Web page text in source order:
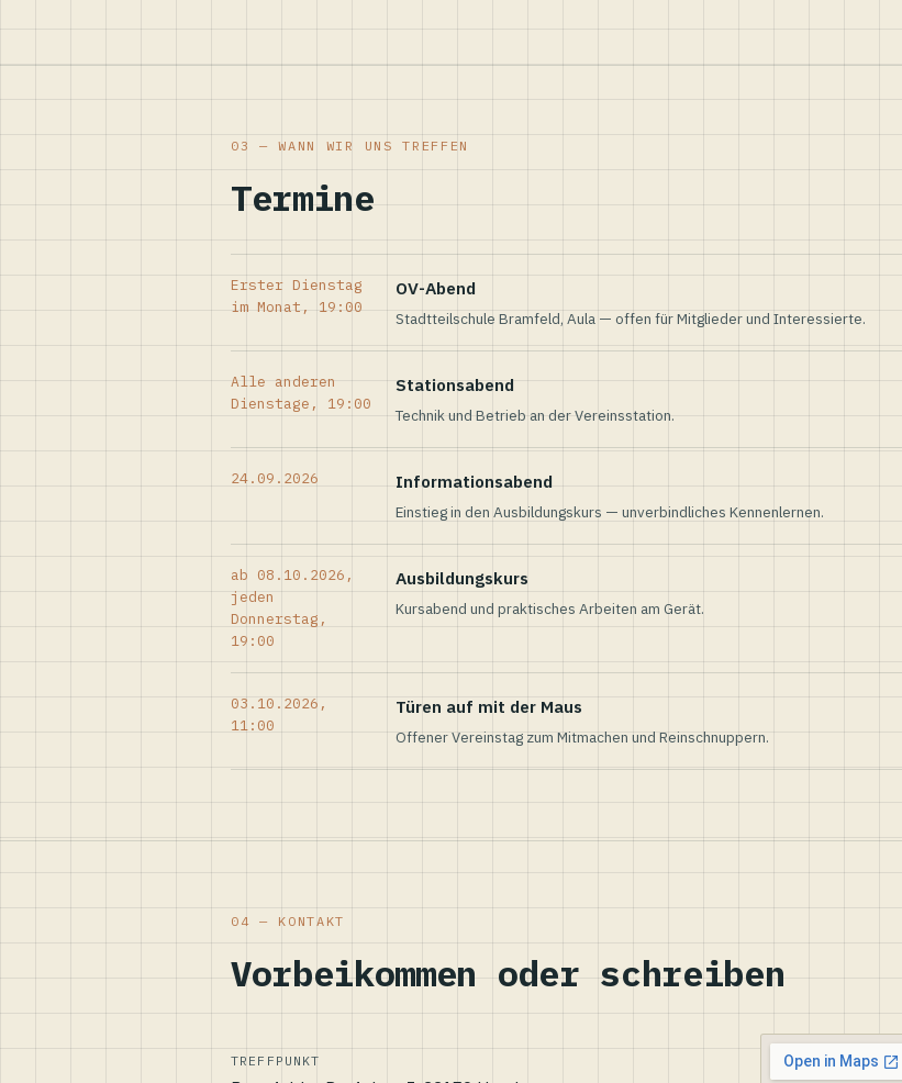
03 — WANN WIR UNS TREFFEN
Termine
Erster Dienstag
im Monat, 19:00
OV-Abend
Stadtteilschule Bramfeld, Aula — offen für Mitglieder und Interessierte.
Alle anderen
Dienstage, 19:00
Stationsabend
Technik und Betrieb an der Vereinsstation.
24.09.2026 Informationsabend
Einstieg in den Ausbildungskurs — unverbindliches Kennenlernen.
ab 08.10.2026,
jeden
Donnerstag,
19:00
Ausbildungskurs
Kursabend und praktisches Arbeiten am Gerät.
03.10.2026,
11:00
Türen auf mit der Maus
Offener Vereinstag zum Mitmachen und Reinschnuppern.
04 — KONTAKT
Vorbeikommen oder schreiben
TREFFPUNKT